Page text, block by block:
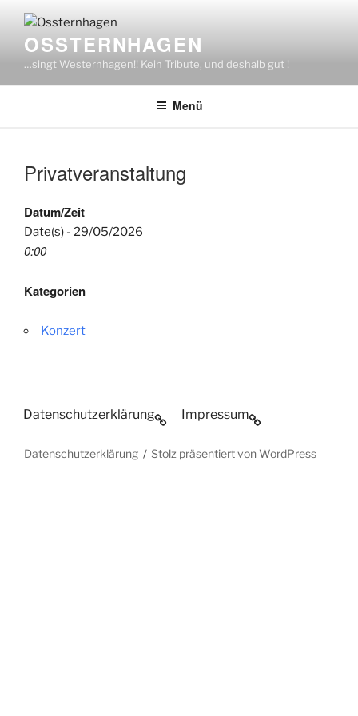
Inhalt
springenOSSTERNHAGEN
…singt Westernhagen!! Kein Tribute, und deshalb gut !
Menü
Privatveranstaltung
Datum/Zeit
Date(s) - 29/05/2026
0:00
Kategorien
Konzert
Datenschutzerklärung Impressum
Datenschutzerklärung Stolz präsentiert von WordPress